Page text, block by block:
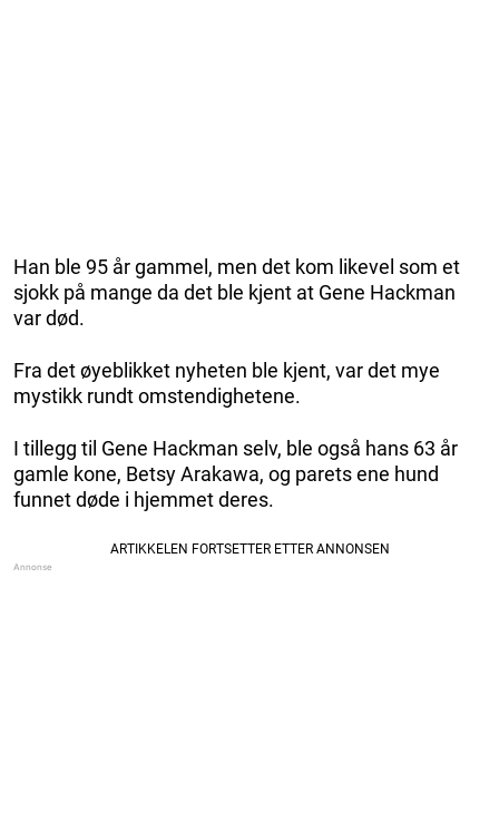
Han ble 95 år gammel, men det kom likevel som et
sjokk på mange da det ble kjent at Gene Hackman
var død.
Fra det øyeblikket nyheten ble kjent, var det mye
mystikk rundt omstendighetene.
I tillegg til Gene Hackman selv, ble også hans 63 år
gamle kone, Betsy Arakawa, og parets ene hund
funnet døde i hjemmet deres.